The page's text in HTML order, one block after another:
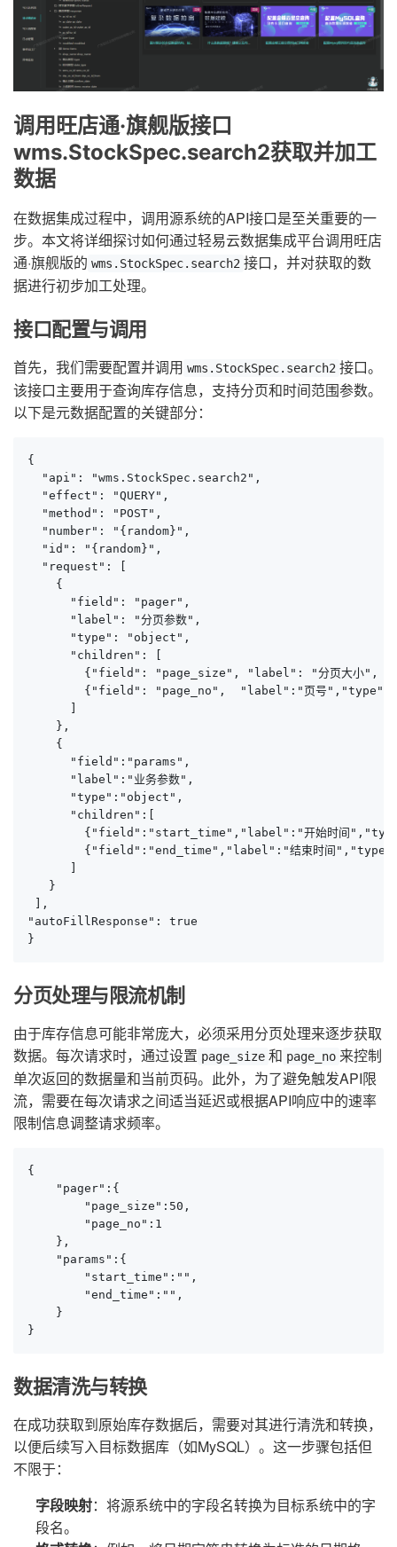
调用旺店通·旗舰版接口
wms.StockSpec.search2获取并加工
数据
在数据集成过程中，调用源系统的API接口是至关重要的一
步。本文将详细探讨如何通过轻易云数据集成平台调用旺店
通·旗舰版的 wms.StockSpec.search2 接口，并对获取的数
据进行初步加工处理。
接口配置与调用
首先，我们需要配置并调用 wms.StockSpec.search2 接口。
该接口主要用于查询库存信息，支持分页和时间范围参数。
以下是元数据配置的关键部分：
{
  "api": "wms.StockSpec.search2",
  "effect": "QUERY",
  "method": "POST",
  "number": "{random}",
  "id": "{random}",
  "request": [
    {
      "field": "pager",
      "label": "分页参数",
      "type": "object",
      "children": [
{"field": "page_size", "label": "分页大小",
{"field": "page_no",  "label":"页号
    },
    {
      "field":"params",
"label":"业务参数",
"type":"object",
"children":[
{"field":"start_time","label":"开始时间
{"field":"end_time","label":"结束时间
}
],
"autoFillResponse": true
}
分页处理与限流机制
由于库存信息可能非常庞大，必须采用分页处理来逐步获取
数据。每次请求时，通过设置 page_size 和 page_no 来控制
单次返回的数据量和当前页码。此外，为了避免触发API限
流，需要在每次请求之间适当延迟或根据API响应中的速率
限制信息调整请求频率。
{
    "pager":{
        "page_size":50,
        "page_no":1
    },
    "params":{
        "start_time":"",
        "end_time":"",
    }
}
数据清洗与转换
在成功获取到原始库存数据后，需要对其进行清洗和转换，
以便后续写入目标数据库（如MySQL）。这一步骤包括但
不限于：
字段映射：将源系统中的字段名转换为目标系统中的字
段名。